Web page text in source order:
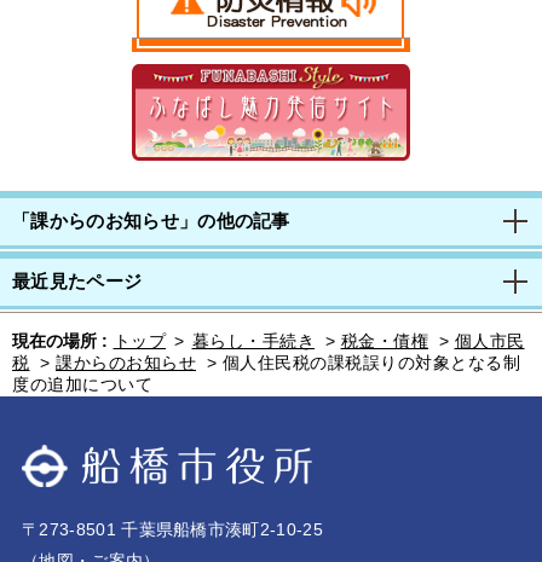
「課からのお知らせ」の他の記事
最近見たページ
現在の場所 : トップ > 暮らし・手続き > 税金・債権 > 個人市民
税 > 課からのお知らせ > 個人住民税の課税誤りの対象となる制
度の追加について
〒273-8501 千葉県船橋市湊町2-10-25